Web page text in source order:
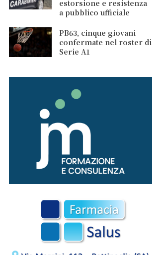
estorsione e resistenza
a pubblico ufficiale
PB63, cinque giovani
confermate nel roster di
Serie A1